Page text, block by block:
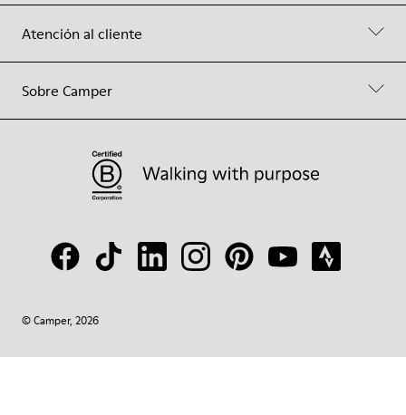
Atención al cliente
Sobre Camper
© Camper, 2026